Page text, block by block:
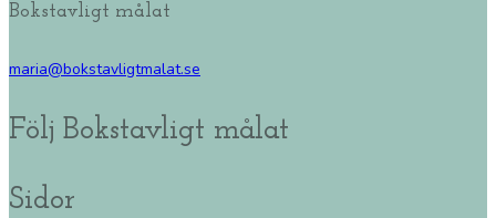
Bokstavligt målat
maria@bokstavligtmalat.se
Följ Bokstavligt målat
Sidor